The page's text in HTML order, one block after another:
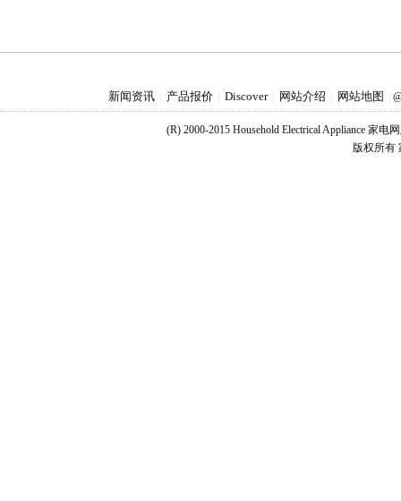
新闻资讯 产品报价 Discover 网站介绍 网站地图
(R) 2000-2015 Household Electrical Appliance 家电
版权所有